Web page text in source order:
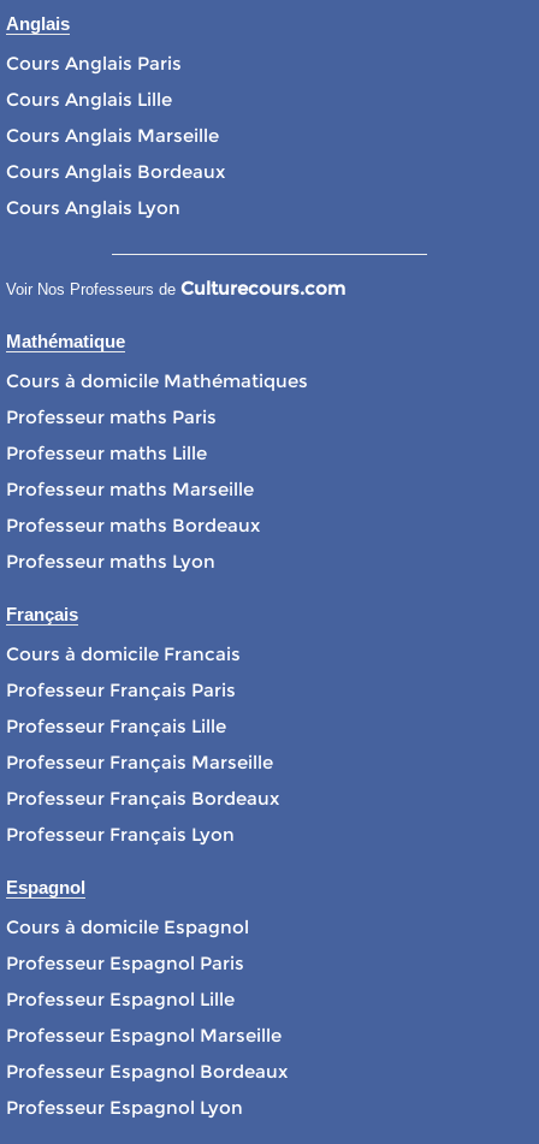
Anglais
Cours Anglais Paris
Cours Anglais Lille
Cours Anglais Marseille
Cours Anglais Bordeaux
Cours Anglais Lyon
Voir Nos Professeurs de Culturecours.com
Mathématique
Cours à domicile Mathématiques
Professeur maths Paris
Professeur maths Lille
Professeur maths Marseille
Professeur maths Bordeaux
Professeur maths Lyon
Français
Cours à domicile Francais
Professeur Français Paris
Professeur Français Lille
Professeur Français Marseille
Professeur Français Bordeaux
Professeur Français Lyon
Espagnol
Cours à domicile Espagnol
Professeur Espagnol Paris
Professeur Espagnol Lille
Professeur Espagnol Marseille
Professeur Espagnol Bordeaux
Professeur Espagnol Lyon